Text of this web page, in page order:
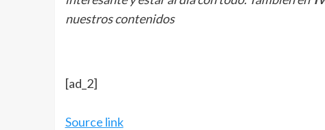
nuestros contenidos
[ad_2]
Source link